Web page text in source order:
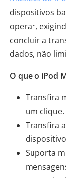
dispositivos
operar,
concluir a
dados, não
O que o iPod
Transfira
um clique.
Transfira
Suporta